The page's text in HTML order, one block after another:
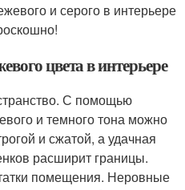
и серого в интерьере
цвета в интерьере
С помощью
и темного тона можно
и сжатой, а удачная
расширит границы.
помещения. Неровные